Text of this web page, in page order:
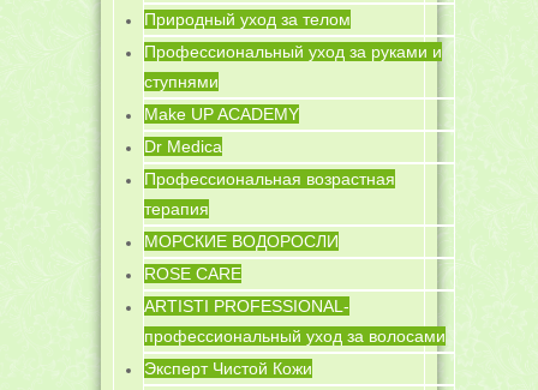
Природный уход за телом
Профессиональный уход за руками и
ступнями
Make UP ACADEMY
Dr Medica
Профессиональная возрастная
терапия
МОРСКИЕ ВОДОРОСЛИ
ROSE CARE
ARTISTI PROFESSIONAL-
профессиональный уход за волосами
Эксперт Чистой Кожи